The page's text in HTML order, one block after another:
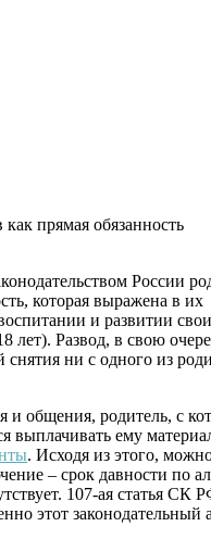
прямая обязанность
России
которая выражена в их
и развитии
лет). Развод, в свою
снятия ни с одного из
и общения, родитель, с
выплачивать ему
. Исходя из этого,
– срок давности по
107-ая статья СК
этот законодательный